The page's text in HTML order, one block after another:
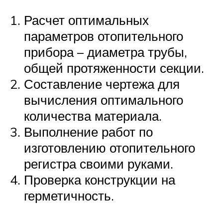
Расчет оптимальных
параметров отопительного
прибора – диаметра трубы,
общей протяженности секции.
Составление чертежа для
вычисления оптимального
количества материала.
Выполнение работ по
изготовлению отопительного
регистра своими руками.
Проверка конструкции на
герметичность.